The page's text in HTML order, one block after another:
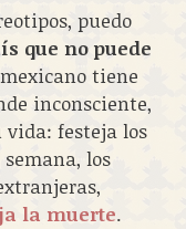
puedo
que no puede
tiene
inconsciente,
vida: festeja los
los
la muerte.